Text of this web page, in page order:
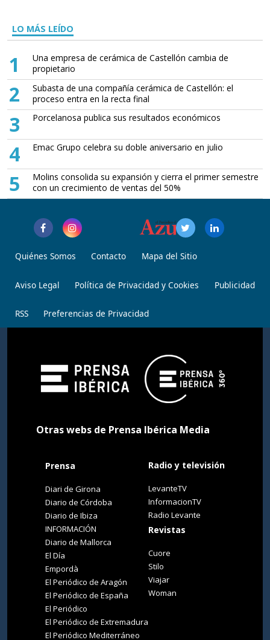
LO MÁS LEÍDO
1
Una empresa de cerámica de Castellón cambia de
propietario
2
Subasta de una compañía cerámica de Castellón: el
proceso entra en la recta final
3 Porcelanosa publica sus resultados económicos
4 Emac Grupo celebra su doble aniversario en julio
5
Molins consolida su expansión y cierra el primer semestre
con un crecimiento de ventas del 50%
Quiénes Somos Contacto Mapa del Sitio
Aviso Legal Política de Privacidad y Cookies Publicidad
RSS Preferencias de Privacidad
Otras webs de Prensa Ibérica Media
Prensa
Diari de Girona
Diario de Córdoba
Diario de Ibiza
INFORMACIÓN
Diario de Mallorca
El Día
Empordà
El Periódico de Aragón
El Periódico de España
El Periódico
El Periódico de Extremadura
El Periódico Mediterráneo
Radio y televisión
LevanteTV
InformacionTV
Radio Levante
Revistas
Cuore
Stilo
Viajar
Woman